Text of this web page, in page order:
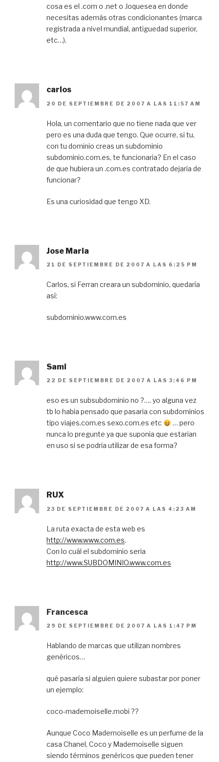
cosa es el .com o .net o .loquesea en donde
necesitas además otras condicionantes (marca
registrada a nivel mundial, antiguedad superior,
etc…).
carlos
20 DE SEPTIEMBRE DE 2007 A LAS 11:57 AM
Hola, un comentario que no tiene nada que ver
pero es una duda que tengo. Que ocurre, si tu,
con tu dominio creas un subdominio
subdominio.com.es, te funcionaria? En el caso
de que hubiera un .com.es contratado dejaria de
funcionar?
Es una curiosidad que tengo XD.
Jose Maria
21 DE SEPTIEMBRE DE 2007 A LAS 6:25 PM
Carlos, si Ferran creara un subdominio, quedaría
así:
subdominio.www.com.es
Sami
22 DE SEPTIEMBRE DE 2007 A LAS 3:46 PM
eso es un subsubdominio no ?…. yo alguna vez
tb lo habia pensado que pasaria con subdominios
tipo viajes.com.es sexo.com.es etc
… pero
nunca lo pregunte ya que suponia que estarian
en uso si se podria utilizar de esa forma?
RUX
23 DE SEPTIEMBRE DE 2007 A LAS 4:23 AM
La ruta exacta de esta web es
http://www.www.com.es.
Con lo cuál el subdominio seria
http://www.SUBDOMINIO.www.com.es
Francesca
29 DE SEPTIEMBRE DE 2007 A LAS 1:47 PM
Hablando de marcas que utilizan nombres
genéricos…
qué pasaría si alguien quiere subastar por poner
un ejemplo:
coco-mademoiselle.mobi ??
Aunque Coco Mademoiselle es un perfume de la
casa Chanel, Coco y Mademoiselle siguen
siendo términos genéricos que pueden tener